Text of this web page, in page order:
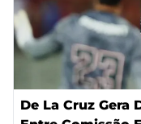
De La Cruz Gera